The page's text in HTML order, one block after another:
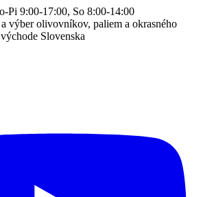
Pi 9:00-17:00, So 8:00-14:00
výber olivovníkov, paliem a okrasného
Slovenska